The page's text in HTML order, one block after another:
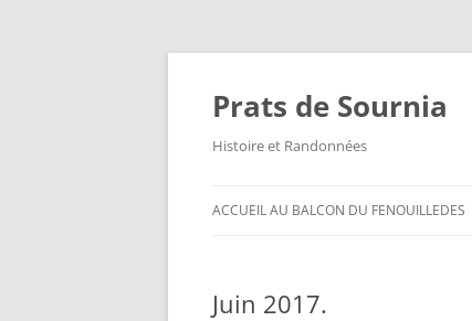
Aller
Prats de Sournia
Histoire et Randonnées
ACCUEIL AU BALCON DU FENOUILLEDES
Juin 2017.